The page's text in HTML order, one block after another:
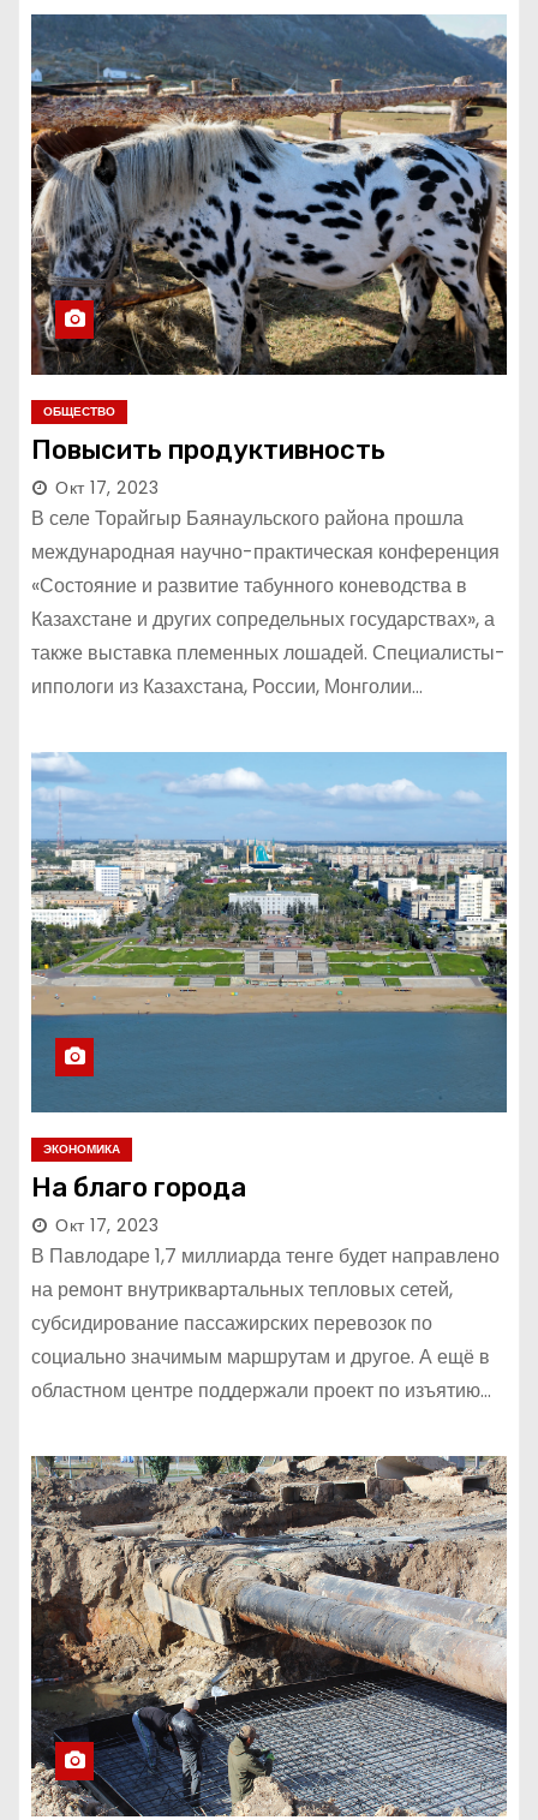
ОБЩЕСТВО
Повысить продуктивность
Окт 17, 2023
В селе Торайгыр Баянаульского района прошла
международная научно-практическая конференция
«Состояние и развитие табунного коневодства в
Казахстане и других сопредельных государствах», а
также выставка племенных лошадей. Специалисты-
иппологи из Казахстана, России, Монголии…
ЭКОНОМИКА
На благо города
Окт 17, 2023
В Павлодаре 1,7 миллиарда тенге будет направлено
на ремонт внутриквартальных тепловых сетей,
субсидирование пассажирских перевозок по
социально значимым маршрутам и другое. А ещё в
областном центре поддержали проект по изъятию…